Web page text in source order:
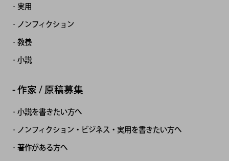
実用
ノンフィクション
教養
小説
作家 / 原稿募集
小説を書きたい方へ
ノンフィクション・ビジネス・実用を書きたい方へ
著作がある方へ